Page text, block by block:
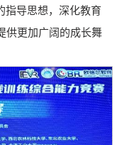
指导思想，深化教育
供更加广阔的成长舞